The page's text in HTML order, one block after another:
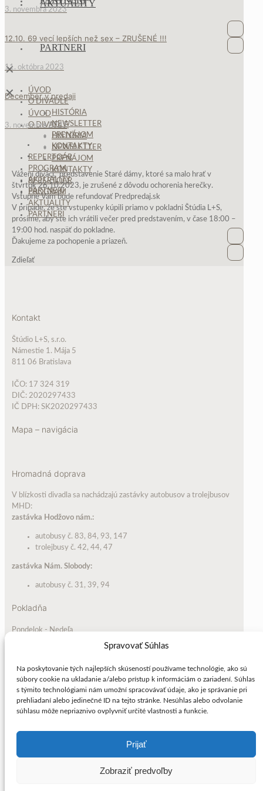
Spravovať Súhlas
Na poskytovanie tých najlepších skúseností používame technológie, ako sú
súbory cookie na ukladanie a/alebo prístup k informáciám o zariadení. Súhlas
s týmito technológiami nám umožní spracovávať údaje, ako je správanie pri
prehliadaní alebo jedinečné ID na tejto stránke. Nesúhlas alebo odvolanie
súhlasu môže nepriaznivo ovplyvniť určité vlastnosti a funkcie.
Prijať
Zobraziť predvoľby
AKTUALITY
PARTNERI
✕
ÚVOD
O DIVADLE
HISTÓRIA
NEWSLETTER
PRENÁJOM
KONTAKTY
REPERTOÁR
PROGRAM
AKTUALITY
PARTNERI
✕
ÚVOD
O DIVADLE
HISTÓRIA
NEWSLETTER
PRENÁJOM
KONTAKTY
REPERTOÁR
PROGRAM
AKTUALITY
PARTNERI
3. novembra 2023
12.10. 69 vecí lepších než sex – ZRUŠENÉ !!!
11. októbra 2023
December v predaji
3. novembra 2023
Vážení diváci, predstavenie Staré dámy, ktoré sa malo hrať v
štvrtok 26.10.2023, je zrušené z dôvodu ochorenia herečky.
Vstupné Vám bude refundovať Predpredaj.sk
V prípade, že ste vstupenky kúpili priamo v pokladni Štúdia L+S,
prosíme, aby ste ich vrátili večer pred predstavením, v čase 18:00 –
19:00 hod. naspäť do pokladne.
Ďakujeme za pochopenie a priazeň.
Zdieľať
Kontakt
Štúdio L+S, s.r.o.
Námestie 1. Mája 5
811 06 Bratislava
IČO: 17 324 319
DIČ: 2020297433
IČ DPH: SK2020297433
Mapa – navigácia
Hromadná doprava
V blízkosti divadla sa nachádzajú zastávky autobusov a trolejbusov
MHD:
zastávka Hodžovo nám.:
autobusy č. 83, 84, 93, 147
trolejbusy č. 42, 44, 47
zastávka Nám. Slobody:
autobusy č. 31, 39, 94
Pokladňa
Pondelok - Nedeľa
Otvorené 1 hod. pred začiatkom vybraných predstavení. Informácia
o otvorení pokladne je uvedená samostatne pri každom predstavení
Tel: +421 2 5296 7552
1982-2026 © Štúdio L+S. Všetky práva vyhradené © Foto: archív
Zásady používania súborov cookie (EÚ)